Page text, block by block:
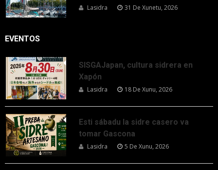
Lasidra 31 De Xunetu, 2026
EVENTOS
SISGAJapan, cultura sidrera en
Xapón
Lasidra 18 De Xunu, 2026
Esti sábadu la sidre casero va
tomar Gascona
Lasidra 5 De Xunu, 2026